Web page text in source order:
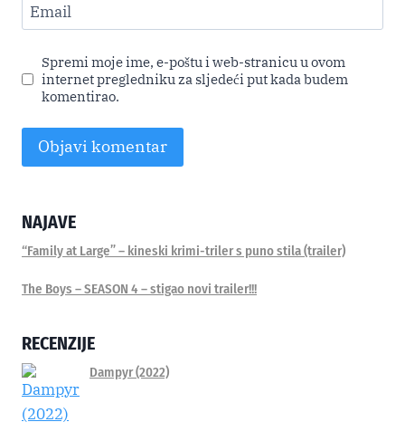
Email
Spremi moje ime, e-poštu i web-stranicu u ovom
internet pregledniku za sljedeći put kada budem
komentirao.
NAJAVE
“Family at Large” – kineski krimi-triler s puno stila (trailer)
The Boys – SEASON 4 – stigao novi trailer!!!
RECENZIJE
Dampyr (2022)